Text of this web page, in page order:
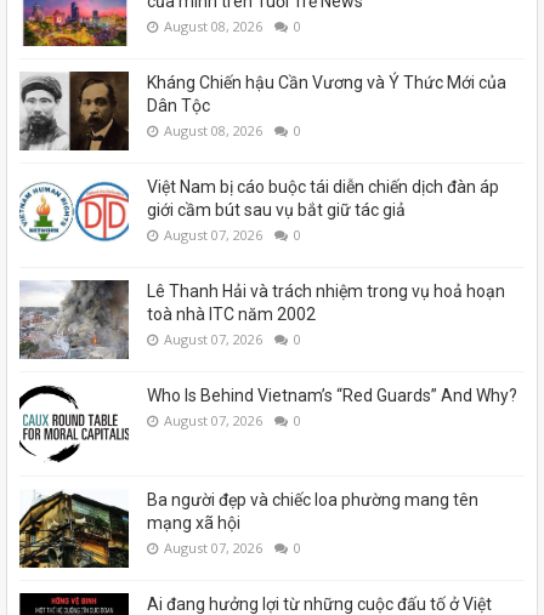
August 08, 2026 0
Kháng Chiến hậu Cần Vương và Ý Thức Mới của
Dân Tộc
August 08, 2026 0
Việt Nam bị cáo buộc tái diễn chiến dịch đàn áp
giới cầm bút sau vụ bắt giữ tác giả
August 07, 2026 0
Lê Thanh Hải và trách nhiệm trong vụ hoả hoạn
toà nhà ITC năm 2002
August 07, 2026 0
Who Is Behind Vietnam’s “Red Guards” And Why?
August 07, 2026 0
Ba người đẹp và chiếc loa phường mang tên
mạng xã hội
August 07, 2026 0
Ai đang hưởng lợi từ những cuộc đấu tố ở Việt